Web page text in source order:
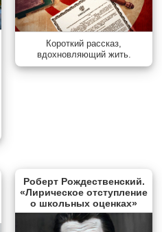
Короткий рассказ,
вдохновляющий жить.
Роберт Рождественский.
«Лирическое отступление
о школьных оценках»